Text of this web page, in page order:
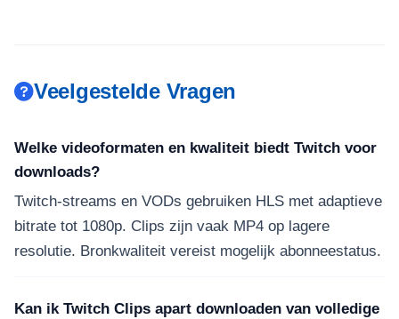
Veelgestelde Vragen
Welke videoformaten en kwaliteit biedt Twitch voor
downloads?
Twitch-streams en VODs gebruiken HLS met adaptieve
bitrate tot 1080p. Clips zijn vaak MP4 op lagere
resolutie. Bronkwaliteit vereist mogelijk abonneestatus.
Kan ik Twitch Clips apart downloaden van volledige